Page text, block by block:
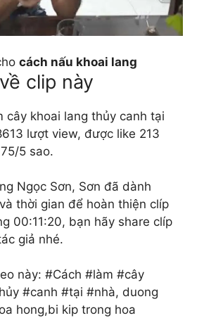
cách nấu khoai lang
clip này
cây khoai lang thủy canh tại
lượt view, được like 213
5 sao.
Ngọc Sơn, Sơn đã dành
thời gian để hoàn thiện clíp
00:11:20, bạn hãy share clíp
giả nhé.
này: #Cách #làm #cây
#canh #tại #nhà, duong
hong,bi kip trong hoa